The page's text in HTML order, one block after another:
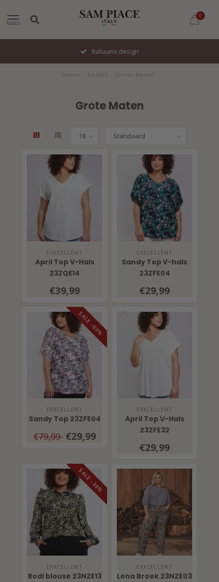
MENU
0
Italiaans design
Home DAMES Grote Maten
Grote Maten
EXXCELLENT
April Top V-Hals
23ZQE14
€39,99
EXXCELLENT
Sandy Top V-hals
23ZFE04
€29,99
SALE -63%
EXXCELLENT
Sandy Top 23ZFE04
€79,99 €29,99
EXXCELLENT
April Top V-Hals
23ZFE32
€29,99
SALE -38%
EXXCELLENT
Rodi blouse 23NZE13
EXXCELLENT
Lena Broek 23NZE03